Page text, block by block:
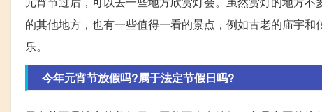
的其他地方，也有一些值得一看的景点，例如古老的庙宇
乐。
今年元宵节放假吗?属于法定节假日吗?